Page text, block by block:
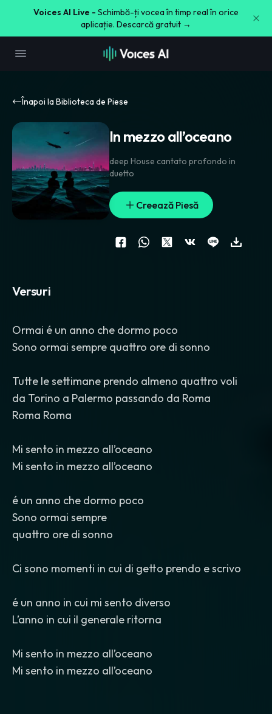
Voices AI Live - Schimbă-ți vocea în timp real în orice
aplicație. Descarcă gratuit →
Înapoi la Biblioteca de Piese
In mezzo all’oceano
deep House cantato profondo in
duetto
Creează Piesă
Versuri
Ormai é un anno che dormo poco
Sono ormai sempre quattro ore di sonno
Tutte le settimane prendo almeno quattro voli
da Torino a Palermo passando da Roma
Roma Roma
Mi sento in mezzo all’oceano
Mi sento in mezzo all’oceano
é un anno che dormo poco
Sono ormai sempre
quattro ore di sonno
Ci sono momenti in cui di getto prendo e scrivo
é un anno in cui mi sento diverso
L’anno in cui il generale ritorna
Mi sento in mezzo all’oceano
Mi sento in mezzo all’oceano